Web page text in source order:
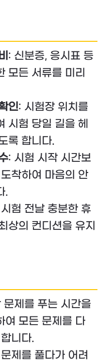
: 신분증, 응시표 등
모든 서류를 미리
인: 시험장 위치를
시험 당일 길을 헤
록 합니다.
: 시험 시작 시간보
착하여 마음의 안
.
험 전날 충분한 휴
상의 컨디션을 유지
문제를 푸는 시간을
여 모든 문제를 다
니다.
제를 풀다가 어려